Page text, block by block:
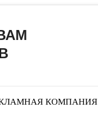
КОМПАНИЯ